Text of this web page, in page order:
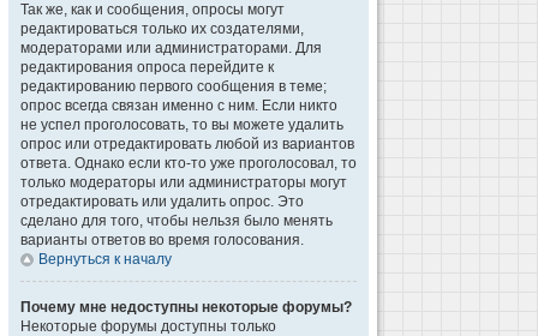
Так же, как и сообщения, опросы могут
редактироваться только их создателями,
модераторами или администраторами. Для
редактирования опроса перейдите к
редактированию первого сообщения в теме;
опрос всегда связан именно с ним. Если никто
не успел проголосовать, то вы можете удалить
опрос или отредактировать любой из вариантов
ответа. Однако если кто-то уже проголосовал, то
только модераторы или администраторы могут
отредактировать или удалить опрос. Это
сделано для того, чтобы нельзя было менять
варианты ответов во время голосования.
Вернуться к началу
Почему мне недоступны некоторые форумы?
Некоторые форумы доступны только